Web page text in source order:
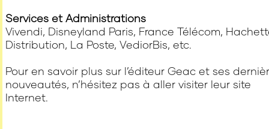
Services et Administrations
Vivendi, Disneyland Paris, France Télécom,
Distribution, La Poste, VediorBis, etc.
Pour en savoir plus sur l’éditeur Geac et ses
nouveautés, n’hésitez pas à aller visiter leur site
Internet.